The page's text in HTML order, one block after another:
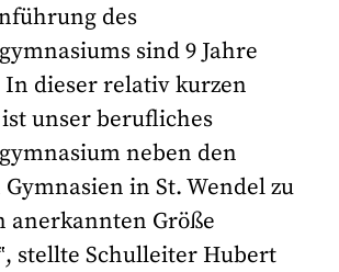
des
sind 9 Jahre
In dieser relativ kurzen
unser berufliches
neben den
in St. Wendel zu
anerkannten Größe
stellte Schulleiter Hubert